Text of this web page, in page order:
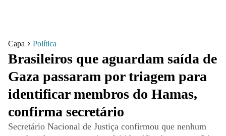
Capa Política
Brasileiros que aguardam saída de
Gaza passaram por triagem para
identificar membros do Hamas,
confirma secretário
Secretário Nacional de Justiça confirmou que nenhum